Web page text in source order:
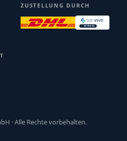
ZUSTELLUNG DURCH
· Alle Rechte vorbehalten.